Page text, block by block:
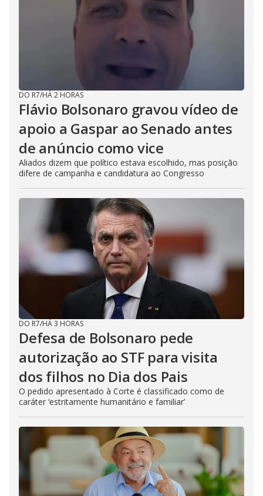
DO R7/HÁ 2 HORAS
Flávio Bolsonaro gravou vídeo de
apoio a Gaspar ao Senado antes
de anúncio como vice
Aliados dizem que político estava escolhido, mas posição
difere de campanha e candidatura ao Congresso
DO R7/HÁ 3 HORAS
Defesa de Bolsonaro pede
autorização ao STF para visita
dos filhos no Dia dos Pais
O pedido apresentado à Corte é classificado como de
caráter ‘estritamente humanitário e familiar’